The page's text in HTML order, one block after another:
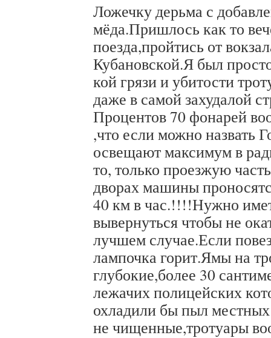
Ложечку дерьма с
мёда.Пришлось как то
поезда,пройтись от
Кубановской.Я был
кой грязи и убитости
даже в самой захудалой
Процентов 70 фонарей
,что если можно назвать
освещают максимум в
то, только проезжую
дворах машины
40 км в час.!!!!Нужно
вывернуться чтобы не
лучшем случае.Если
лампочка горит.Ямы на
глубокие,более 30
лежачих полицейских
охладили бы пыл
не чищенные,тротуары